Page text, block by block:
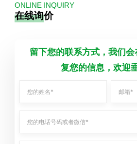
ONLINE INQUIRY
在线询价
留下您的联系方式，我们会
复您的信息，欢迎